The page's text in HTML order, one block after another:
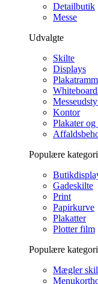
Detailbutik
Messe
Udvalgte
Skilte
Displays
Kontor
Plakater
Populære
Gadeskilte
Print
Papirkurve
Plakatter
Plotter film
Populære
Mægler